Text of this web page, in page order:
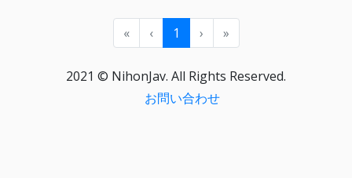
« ‹ 1 › »
2021 © NihonJav. All Rights Reserved.
お問い合わせ